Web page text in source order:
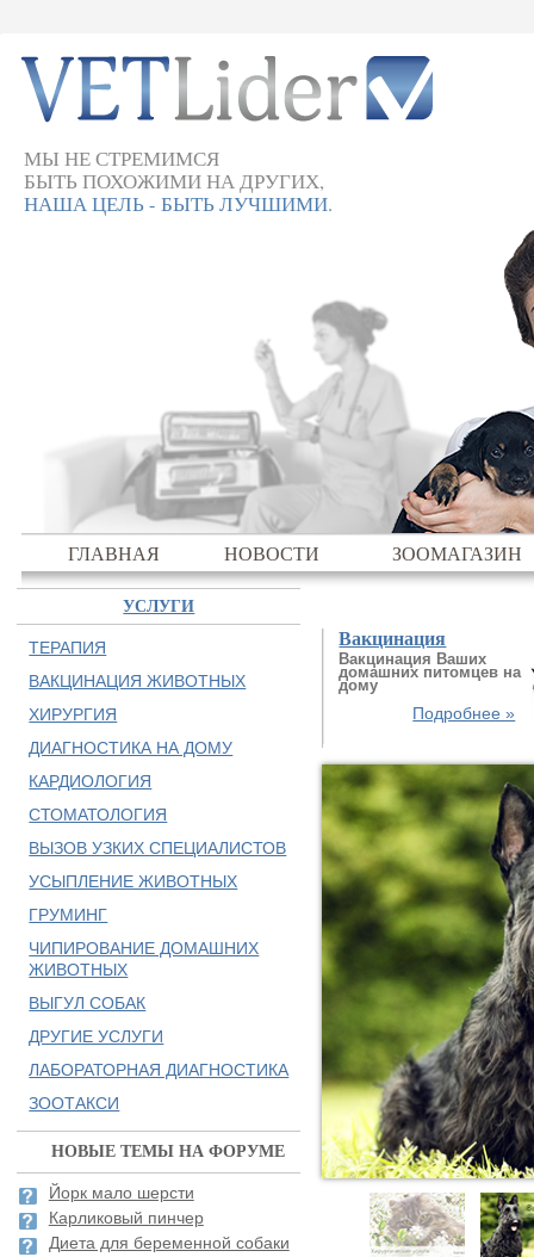
МЫ НЕ СТРЕМИМСЯ
БЫТЬ ПОХОЖИМИ НА ДРУГИХ,
НАША ЦЕЛЬ - БЫТЬ ЛУЧШИМИ.
ГЛАВНАЯ НОВОСТИ ЗООМАГАЗИН
Вакцинация
Вакцинация Ваших
домашних питомцев на
дому
Подробнее »
УСЛУГИ
ТЕРАПИЯ
ВАКЦИНАЦИЯ ЖИВОТНЫХ
ХИРУРГИЯ
ДИАГНОСТИКА НА ДОМУ
КАРДИОЛОГИЯ
СТОМАТОЛОГИЯ
ВЫЗОВ УЗКИХ СПЕЦИАЛИСТОВ
УСЫПЛЕНИЕ ЖИВОТНЫХ
ГРУМИНГ
ЧИПИРОВАНИЕ ДОМАШНИХ
ЖИВОТНЫХ
ВЫГУЛ СОБАК
ДРУГИЕ УСЛУГИ
ЛАБОРАТОРНАЯ ДИАГНОСТИКА
ЗООТАКСИ
НОВЫЕ ТЕМЫ НА ФОРУМЕ
Йорк мало шерсти
Карликовый пинчер
Диета для беременной собаки